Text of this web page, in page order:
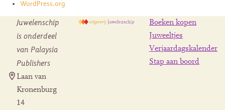
WordPress.org
Juwelenschip
is onderdeel
van Palaysia
Publishers
Laan van
Kronenburg
14
Boeken kopen
Juweeltjes
Verjaardagskalender
Stap aan boord